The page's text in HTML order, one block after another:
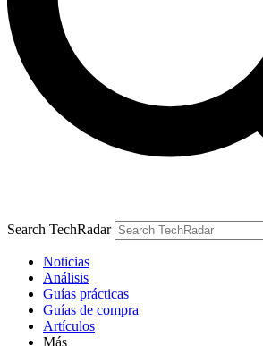
Search TechRadar
Noticias
Análisis
Guías prácticas
Guías de compra
Artículos
Más